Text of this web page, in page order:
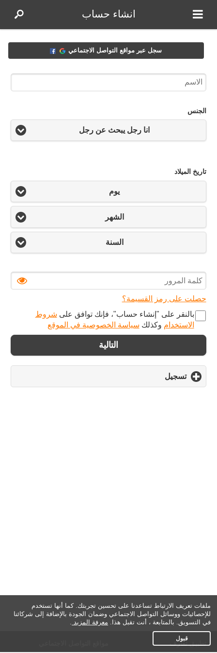
انشاء حساب
سجل عبر مواقع التواصل الاجتماعي
الجنس
انا رجل يبحث عن رجل
تاريخ الميلاد
يوم
الشهر
السنة
حصلت على رمز القسيمة؟
بالنقر على "‏إنشاء حساب‏"، فإنك توافق على شروط
الاستخدام وكذلك سياسة الخصوصية في الموقع
التالية
تسجيل
to
تطبيق تعارف
ملفات تعريف الارتباط تساعدنا على تحسين تجربتك. كما أنها تستخدم
للإحصائيات ووسائل التواصل الاجتماعي وضمان الجودة بالإضافة إلى شركائنا
في التسويق. بالمتابعة ، أنت تقبل هذا. معرفة المزيد .
قبول